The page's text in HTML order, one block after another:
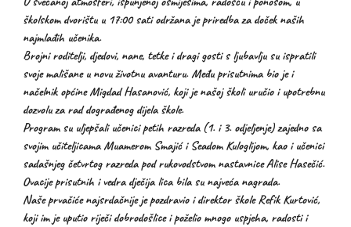
školskom dvorištu u 17:00 sati održana je priredba za doček naših
najmlađih učenika.
Brojni roditelji, djedovi, nane, tetke i dragi gosti s ljubavlju su ispratili
svoje mališane u novu životnu avanturu. Među prisutnima bio je i
načelnik općine Migdad Hasanović, koji je našoj školi uručio i upotrebnu
dozvolu za rad dograđenog dijela škole.
Program su uljepšali učenici petih razreda (1. i 3. odjeljenje) zajedno sa
svojim učiteljicama Muamerom Smajić i Seadom Kuloglijom, kao i učenici
sadašnjeg četvrtog razreda pod rukovodstvom nastavnice Alise Hasečić.
Ovacije prisutnih i vedra dječija lica bila su najveća nagrada.
Naše prvačiće najsrdačnije je pozdravio i direktor škole Refik Kurtović,
koji im je uputio riječi dobrodošlice i poželio mnogo uspjeha, radosti i